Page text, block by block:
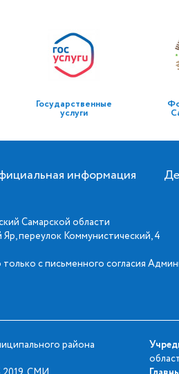
Государственные
услуги
информация
Самарской области
переулок Коммунистический, 4
с письменного согласия
района